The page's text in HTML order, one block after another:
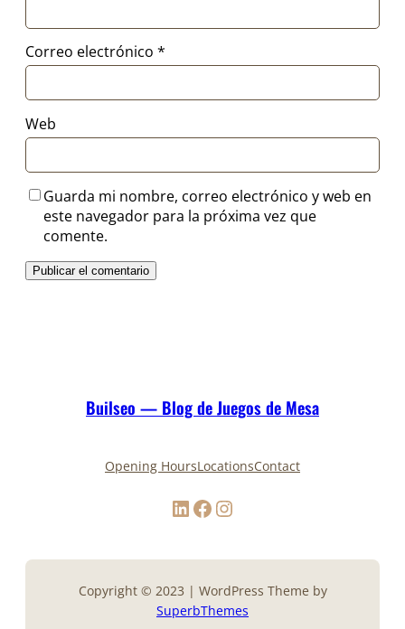
Correo electrónico *
Web
Guarda mi nombre, correo electrónico y web en
este navegador para la próxima vez que
comente.
Builseo — Blog de Juegos de Mesa
Opening HoursLocationsContact
LinkedIn Facebook Instagram
Copyright © 2023 | WordPress Theme by
SuperbThemes